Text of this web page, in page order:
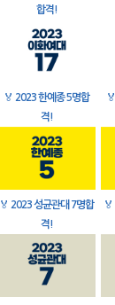
합격!
🏅 2023 한예종 5명합
격!
🏅
🏅 2023 성균관대 7명합
격!
🏅